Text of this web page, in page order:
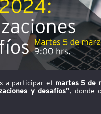
a participar el martes 5 de
y desafíos”, donde